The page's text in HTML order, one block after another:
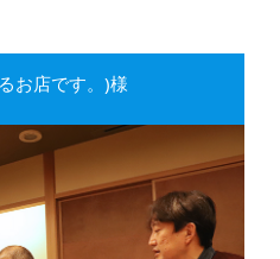
お店です。)様